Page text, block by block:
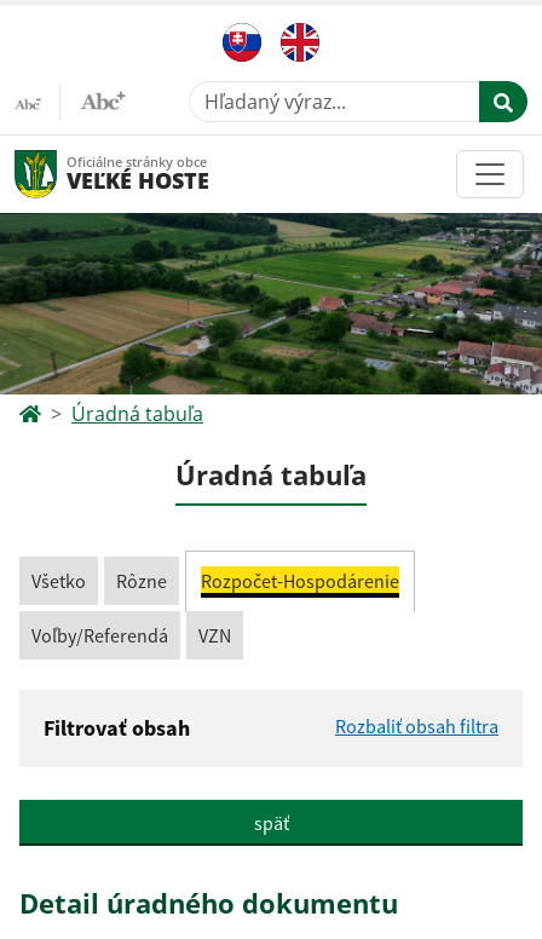
Hľadaný výraz...
Oficiálne stránky obce
VEĽKÉ HOSTE
Úradná tabuľa
Úradná tabuľa
Všetko Rôzne Rozpočet-Hospodárenie
Voľby/Referendá VZN
Filtrovať obsah Rozbaliť obsah filtra
Popis:
späť
Detail úradného dokumentu